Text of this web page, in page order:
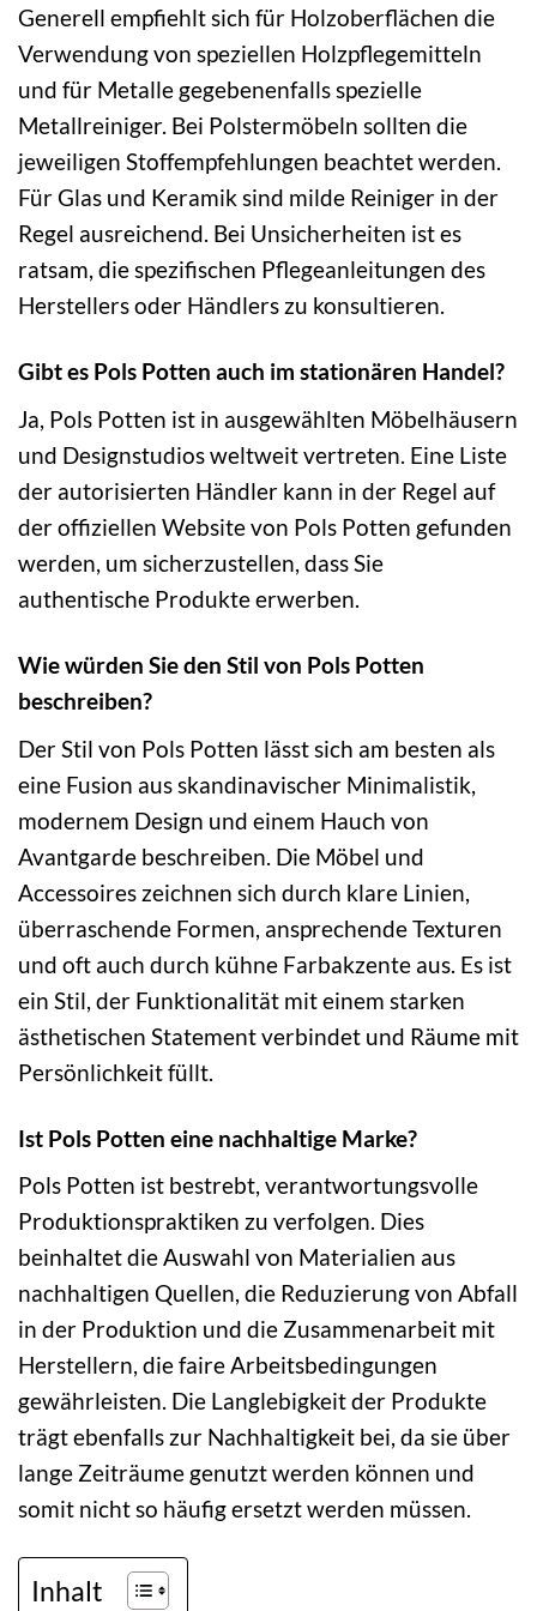
Generell empfiehlt sich für Holzoberflächen die
Verwendung von speziellen Holzpflegemitteln
und für Metalle gegebenenfalls spezielle
Metallreiniger. Bei Polstermöbeln sollten die
jeweiligen Stoffempfehlungen beachtet werden.
Für Glas und Keramik sind milde Reiniger in der
Regel ausreichend. Bei Unsicherheiten ist es
ratsam, die spezifischen Pflegeanleitungen des
Herstellers oder Händlers zu konsultieren.
Gibt es Pols Potten auch im stationären Handel?
Ja, Pols Potten ist in ausgewählten Möbelhäusern
und Designstudios weltweit vertreten. Eine Liste
der autorisierten Händler kann in der Regel auf
der offiziellen Website von Pols Potten gefunden
werden, um sicherzustellen, dass Sie
authentische Produkte erwerben.
Wie würden Sie den Stil von Pols Potten
beschreiben?
Der Stil von Pols Potten lässt sich am besten als
eine Fusion aus skandinavischer Minimalistik,
modernem Design und einem Hauch von
Avantgarde beschreiben. Die Möbel und
Accessoires zeichnen sich durch klare Linien,
überraschende Formen, ansprechende Texturen
und oft auch durch kühne Farbakzente aus. Es ist
ein Stil, der Funktionalität mit einem starken
ästhetischen Statement verbindet und Räume mit
Persönlichkeit füllt.
Ist Pols Potten eine nachhaltige Marke?
Pols Potten ist bestrebt, verantwortungsvolle
Produktionspraktiken zu verfolgen. Dies
beinhaltet die Auswahl von Materialien aus
nachhaltigen Quellen, die Reduzierung von Abfall
in der Produktion und die Zusammenarbeit mit
Herstellern, die faire Arbeitsbedingungen
gewährleisten. Die Langlebigkeit der Produkte
trägt ebenfalls zur Nachhaltigkeit bei, da sie über
lange Zeiträume genutzt werden können und
somit nicht so häufig ersetzt werden müssen.
Inhalt